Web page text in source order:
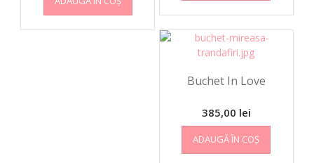
Buchet In Love
385,00 lei
ADAUGĂ ÎN COȘ